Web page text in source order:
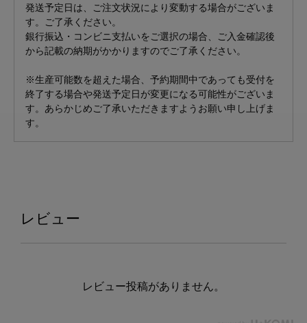
発送予定日は、ご注文状況により変動する場合がございま
す。ご了承ください。
銀行振込・コンビニ支払いをご選択の場合、ご入金確認後
から記載の納期がかかりますのでご了承ください。
※生産可能数を超えた場合、予約期間中であっても受付を
終了する場合や発送予定日が変更になる可能性がございま
す。あらかじめご了承いただきますようお願い申し上げま
す。
レビュー
レビュー投稿がありません。